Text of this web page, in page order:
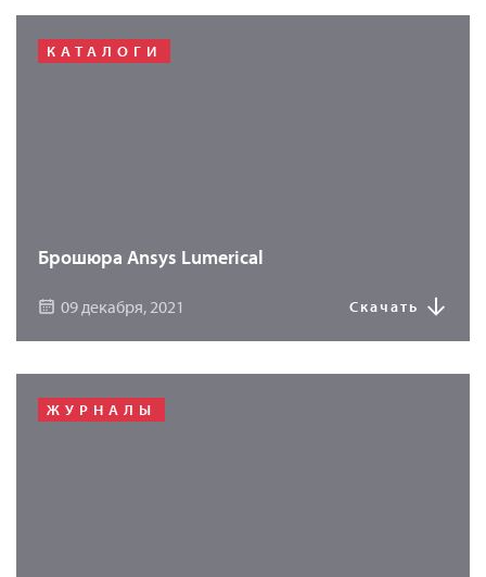
КАТАЛОГИ
Брошюра Ansys Lumerical
09 декабря, 2021 Скачать
ЖУРНАЛЫ